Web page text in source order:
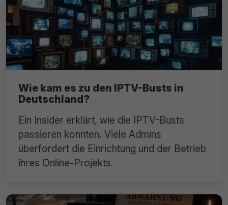
Wie kam es zu den IPTV-Busts in
Deutschland?
Ein Insider erklärt, wie die IPTV-Busts
passieren konnten. Viele Admins
überfordert die Einrichtung und der Betrieb
ihres Online-Projekts.